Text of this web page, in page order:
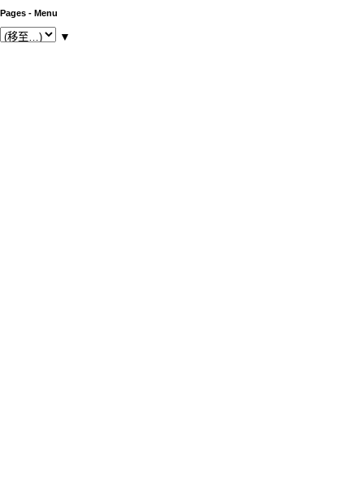
Pages - Menu
▼